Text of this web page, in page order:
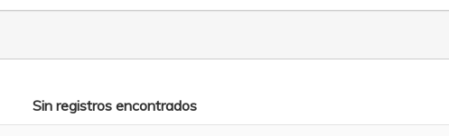
Sin registros encontrados